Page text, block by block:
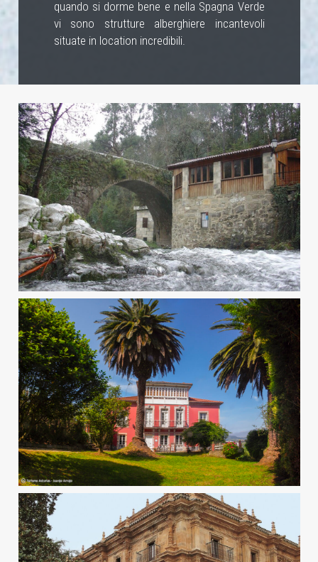
quando si dorme bene e nella Spagna Verde
vi sono strutture alberghiere incantevoli
situate in location incredibili.